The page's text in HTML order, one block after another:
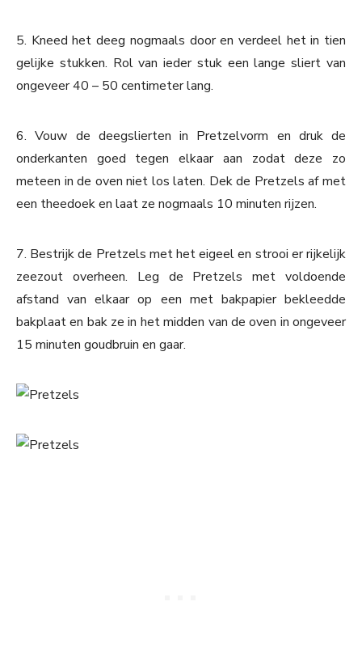
5. Kneed het deeg nogmaals door en verdeel het in tien
gelijke stukken. Rol van ieder stuk een lange sliert van
ongeveer 40 – 50 centimeter lang.
6. Vouw de deegslierten in Pretzelvorm en druk de
onderkanten goed tegen elkaar aan zodat deze zo
meteen in de oven niet los laten. Dek de Pretzels af met
een theedoek en laat ze nogmaals 10 minuten rijzen.
7. Bestrijk de Pretzels met het eigeel en strooi er rijkelijk
zeezout overheen. Leg de Pretzels met voldoende
afstand van elkaar op een met bakpapier bekleedde
bakplaat en bak ze in het midden van de oven in ongeveer
15 minuten goudbruin en gaar.